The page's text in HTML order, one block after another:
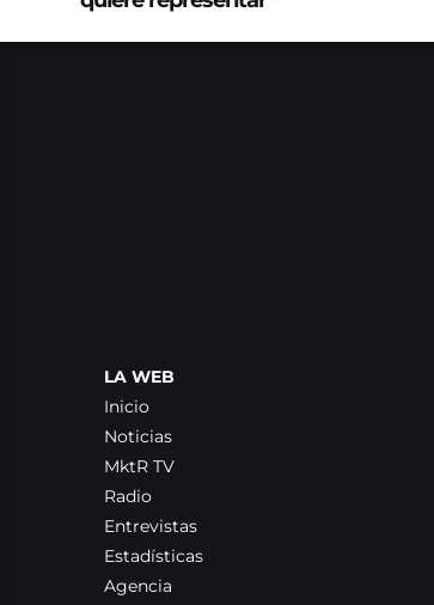
LA WEB
Inicio
Noticias
MktR TV
Radio
Entrevistas
Estadísticas
Agencia